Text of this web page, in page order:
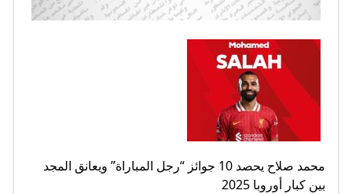
محمد صلاح يحصد 10 جوائز “رجل المباراة” ويعانق المجد
بين كبار أوروبا 2025